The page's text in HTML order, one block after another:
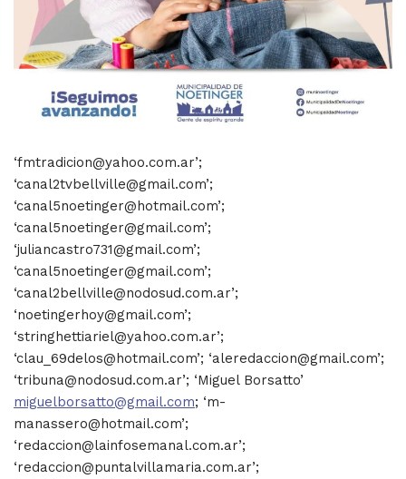
‘fmtradicion@yahoo.com.ar’;
‘canal2tvbellville@gmail.com’;
‘canal5noetinger@hotmail.com’;
‘canal5noetinger@gmail.com’;
‘juliancastro731@gmail.com’;
‘canal5noetinger@gmail.com’;
‘canal2bellville@nodosud.com.ar’;
‘noetingerhoy@gmail.com’;
‘stringhettiariel@yahoo.com.ar’;
‘clau_69delos@hotmail.com’; ‘aleredaccion@gmail.com’;
‘tribuna@nodosud.com.ar’; ‘Miguel Borsatto’
miguelborsatto@gmail.com; ‘m-
manassero@hotmail.com’;
‘redaccion@lainfosemanal.com.ar’;
‘redaccion@puntalvillamaria.com.ar’;